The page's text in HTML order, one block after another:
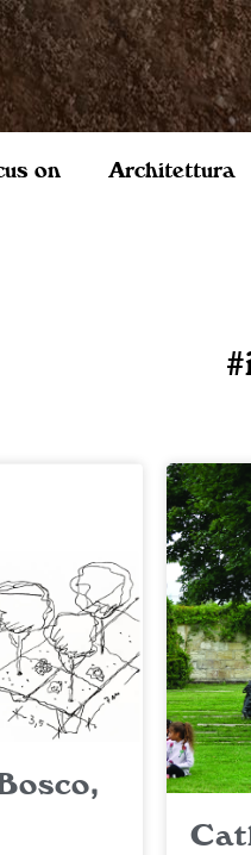
on Architettura